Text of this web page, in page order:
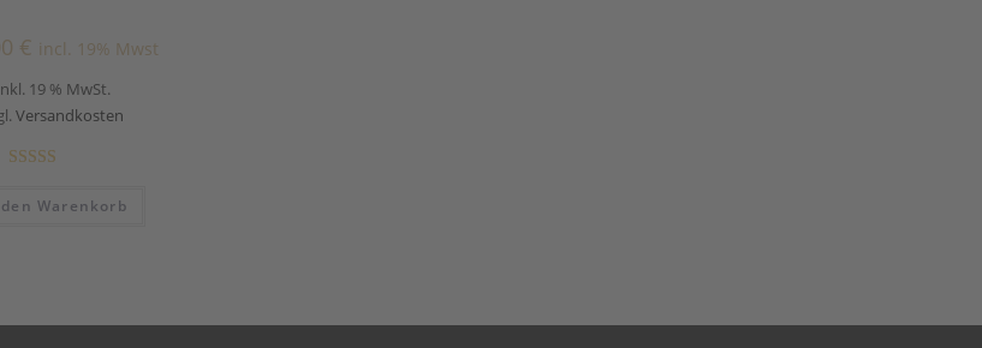
€ incl. 19% Mwst
19 % MwSt.
Versandkosten
5.00von 5
Warenkorb